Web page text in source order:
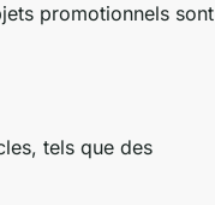
promotionnels sont
tels que des